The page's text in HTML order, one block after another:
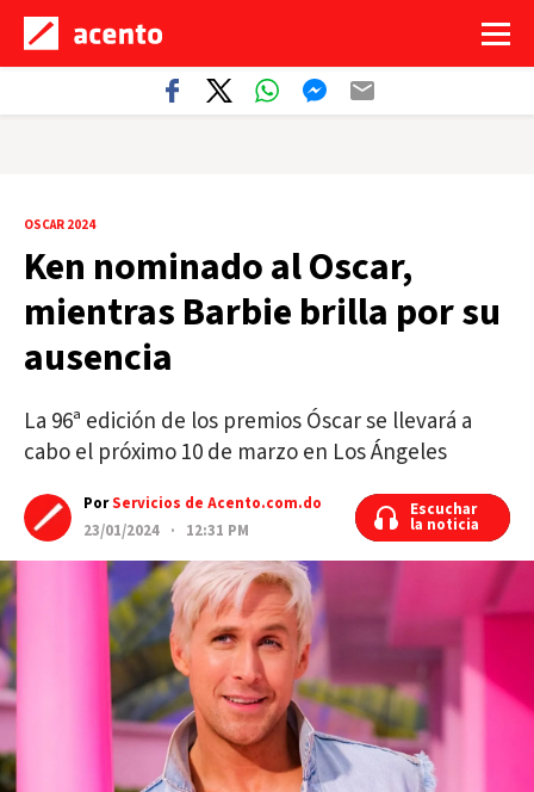
OSCAR 2024
Ken nominado al Oscar,
mientras Barbie brilla por su
ausencia
La 96ª edición de los premios Óscar se llevará a
cabo el próximo 10 de marzo en Los Ángeles
PorServicios de Acento.com.do
23/01/2024 · 12:31 PM
Escuchar
la noticia
Escuchar
la noticia